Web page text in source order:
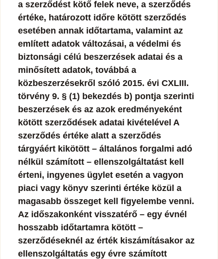
a szerződést kötő felek neve, a szerződés
értéke, határozott időre kötött szerződés
esetében annak időtartama, valamint az
említett adatok változásai, a védelmi és
biztonsági célú beszerzések adatai és a
minősített adatok, továbbá a
közbeszerzésekről szóló 2015. évi CXLIII.
törvény 9. § (1) bekezdés b) pontja szerinti
beszerzések és az azok eredményeként
kötött szerződések adatai kivételével A
szerződés értéke alatt a szerződés
tárgyáért kikötött – általános forgalmi adó
nélkül számított – ellenszolgáltatást kell
érteni, ingyenes ügylet esetén a vagyon
piaci vagy könyv szerinti értéke közül a
magasabb összeget kell figyelembe venni.
Az időszakonként visszatérő – egy évnél
hosszabb időtartamra kötött –
szerződéseknél az érték kiszámításakor az
ellenszolgáltatás egy évre számított